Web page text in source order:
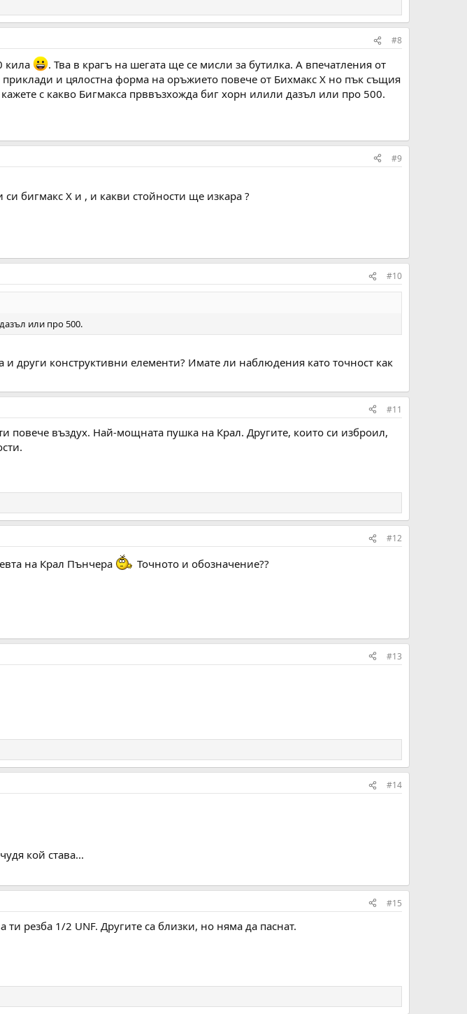
#8
кила
. Тва в крагъ на шегата ще се мисли за бутилка. А впечатления от
и цялостна форма на оръжието повече от Бихмакс Х но пък същия
с какво Бигмакса прввъзхожда биг хорн илили дазъл или про 500.
#9
бигмакс Х и , и какви стойности ще изкара ?
#10
или про 500.
други конструктивни елементи? Имате ли наблюдения като точност как
#11
повече въздух. Най-мощната пушка на Крал. Другите, които си изброил,
#12
на Крал Пънчера
Точното и обозначение??
#13
#14
кой става...
#15
резба 1/2 UNF. Другите са близки, но няма да паснат.